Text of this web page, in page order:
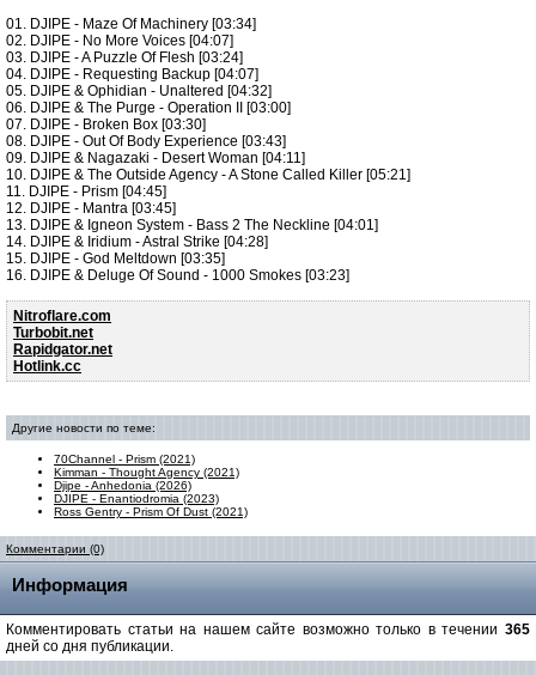
01. DJIPE - Maze Of Machinery [03:34]
02. DJIPE - No More Voices [04:07]
03. DJIPE - A Puzzle Of Flesh [03:24]
04. DJIPE - Requesting Backup [04:07]
05. DJIPE & Ophidian - Unaltered [04:32]
06. DJIPE & The Purge - Operation II [03:00]
07. DJIPE - Broken Box [03:30]
08. DJIPE - Out Of Body Experience [03:43]
09. DJIPE & Nagazaki - Desert Woman [04:11]
10. DJIPE & The Outside Agency - A Stone Called Killer [05:21]
11. DJIPE - Prism [04:45]
12. DJIPE - Mantra [03:45]
13. DJIPE & Igneon System - Bass 2 The Neckline [04:01]
14. DJIPE & Iridium - Astral Strike [04:28]
15. DJIPE - God Meltdown [03:35]
16. DJIPE & Deluge Of Sound - 1000 Smokes [03:23]
Nitroflare.com
Turbobit.net
Rapidgator.net
Hotlink.cc
Другие новости по теме:
70Channel - Prism (2021)
Kimman - Thought Agency (2021)
Djipe - Anhedonia (2026)
DJIPE - Enantiodromia (2023)
Ross Gentry - Prism Of Dust (2021)
Комментарии (0)
Информация
Комментировать статьи на нашем сайте возможно только в течении 365
дней со дня публикации.